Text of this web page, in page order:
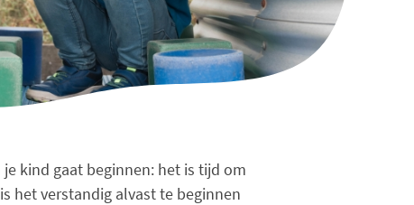
kind gaat beginnen: het is tijd om
het verstandig alvast te beginnen